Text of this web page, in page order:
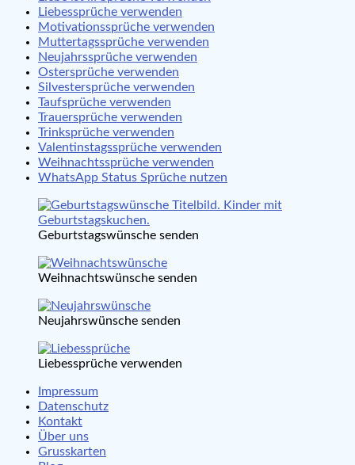
Liebessprüche verwenden
Motivationssprüche verwenden
Muttertagssprüche verwenden
Neujahrssprüche verwenden
Ostersprüche verwenden
Silvestersprüche verwenden
Taufsprüche verwenden
Trauersprüche verwenden
Trinksprüche verwenden
Valentinstagssprüche verwenden
Weihnachtssprüche verwenden
WhatsApp Status Sprüche nutzen
Geburtstagswünsche senden
Weihnachtswünsche senden
Neujahrswünsche senden
Liebessprüche verwenden
Impressum
Datenschutz
Kontakt
Über uns
Grusskarten